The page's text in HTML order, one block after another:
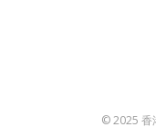
© 2025 香